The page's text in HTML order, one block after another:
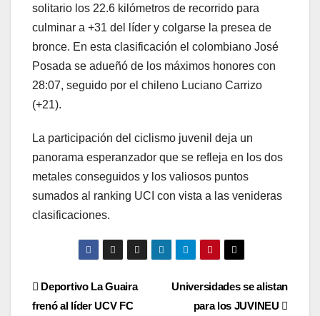
solitario los 22.6 kilómetros de recorrido para
culminar a +31 del líder y colgarse la presea de
bronce. En esta clasificación el colombiano José
Posada se adueñó de los máximos honores con
28:07, seguido por el chileno Luciano Carrizo
(+21).
La participación del ciclismo juvenil deja un
panorama esperanzador que se refleja en los dos
metales conseguidos y los valiosos puntos
sumados al ranking UCI con vista a las venideras
clasificaciones.
Navegación
Universidades se alistan
para los JUVINEU
Deportivo La Guaira
frenó al líder UCV FC